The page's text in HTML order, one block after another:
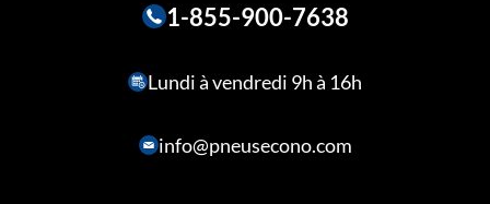
1-855-900-7638
Lundi à vendredi 9h à 16h
info@pneusecono.com